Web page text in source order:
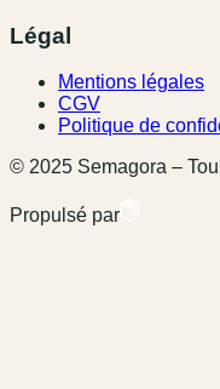
Légal
Mentions légales
CGV
Politique de
© 2025 Semagora –
Propulsé par